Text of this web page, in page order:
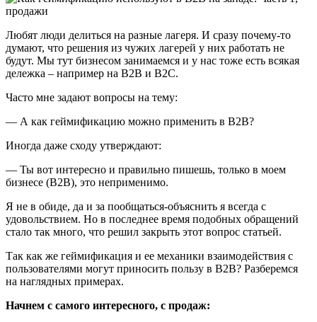
Любят люди делиться на разные лагеря. И сразу почему-то
думают, что решения из чужих лагерей у них работать не
будут. Мы тут бизнесом занимаемся и у нас тоже есть всякая
дележка – например на B2B и B2C.
Часто мне задают вопросы на тему:
— А как геймификацию можно применить в B2B?
Иногда даже сходу утверждают:
— Ты вот интересно и правильно пишешь, только в моем
бизнесе (B2B), это неприменимо.
Я не в обиде, да и за пообщаться-объяснить я всегда с
удовольствием. Но в последнее время подобных обращений
стало так много, что решил закрыть этот вопрос статьей.
Так как же геймификация и ее механики взаимодействия с
пользователями могут приносить пользу в B2B? Разберемся
на наглядных примерах.
Начнем с самого интересного, с продаж: